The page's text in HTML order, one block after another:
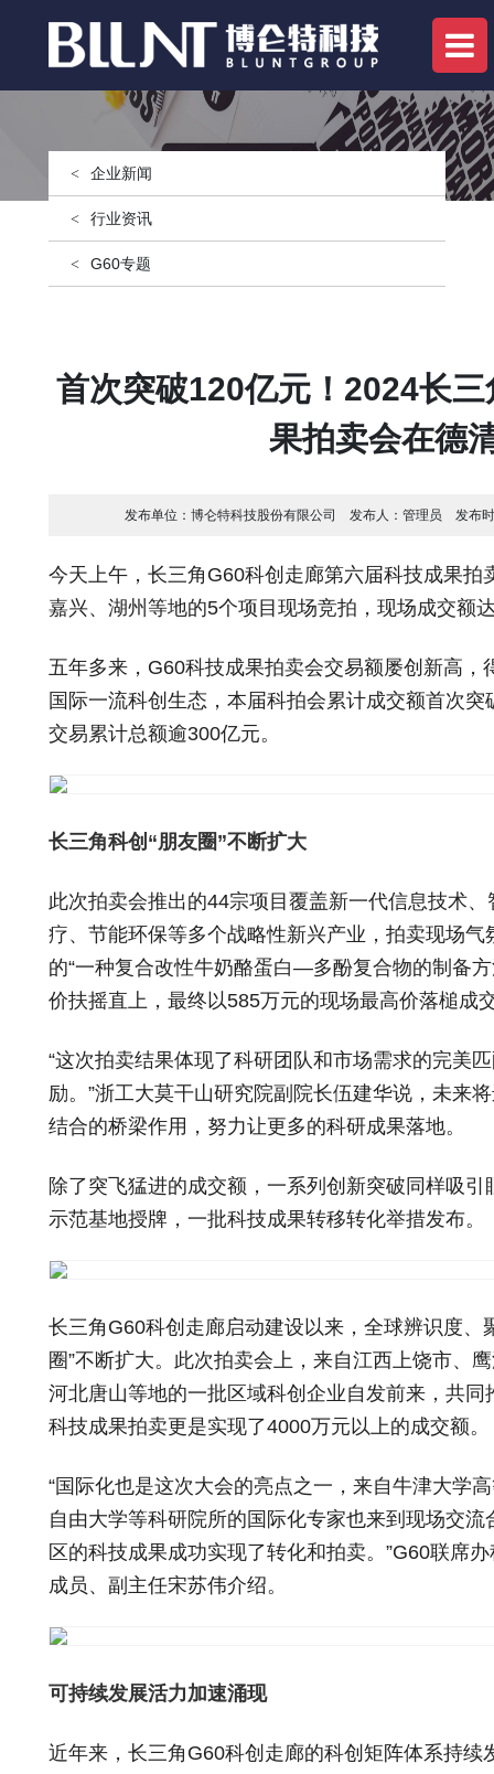
首次突破120亿元！2024长
果拍卖会在德
发布单位：博仑特科技股份有限公司 发布人：管理员 发布
今天上午，长三角G60科创走廊第六届科技成果
嘉兴、湖州等地的5个项目现场竞拍，现场成交额
五年多来，G60科技成果拍卖会交易额屡创新高
国际一流科创生态，本届科拍会累计成交额首次
交易累计总额逾300亿元。
长三角科创“朋友圈”不断扩大
此次拍卖会推出的44宗项目覆盖新一代信息技术
疗、节能环保等多个战略性新兴产业，拍卖现场
的“一种复合改性牛奶酪蛋白—多酚复合物的制备
价扶摇直上，最终以585万元的现场最高价落槌成
“这次拍卖结果体现了科研团队和市场需求的完美
励。”浙工大莫干山研究院副院长伍建华说，未来
结合的桥梁作用，努力让更多的科研成果落地。
除了突飞猛进的成交额，一系列创新突破同样吸
示范基地授牌，一批科技成果转移转化举措发布。
长三角G60科创走廊启动建设以来，全球辨识度、
圈”不断扩大。此次拍卖会上，来自江西上饶市、
河北唐山等地的一批区域科创企业自发前来，共
科技成果拍卖更是实现了4000万元以上的成交额。
“国际化也是这次大会的亮点之一，来自牛津大学
自由大学等科研院所的国际化专家也来到现场交
区的科技成果成功实现了转化和拍卖。”G60联席
成员、副主任宋苏伟介绍。
可持续发展活力加速涌现
近年来，长三角G60科创走廊的科创矩阵体系持
企业新闻
行业资讯
G60专题